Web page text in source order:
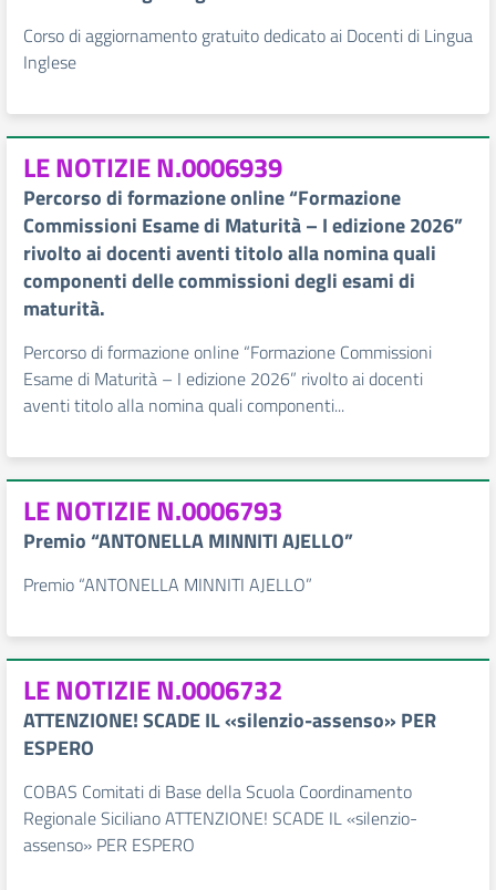
Corso di aggiornamento gratuito dedicato ai Docenti di Lingua
Inglese
LE NOTIZIE N.0006939
Percorso di formazione online “Formazione
Commissioni Esame di Maturità – I edizione 2026”
rivolto ai docenti aventi titolo alla nomina quali
componenti delle commissioni degli esami di
maturità.
Percorso di formazione online “Formazione Commissioni
Esame di Maturità – I edizione 2026” rivolto ai docenti
aventi titolo alla nomina quali componenti...
LE NOTIZIE N.0006793
Premio “ANTONELLA MINNITI AJELLO”
Premio “ANTONELLA MINNITI AJELLO”
LE NOTIZIE N.0006732
ATTENZIONE! SCADE IL «silenzio-assenso» PER
ESPERO
COBAS Comitati di Base della Scuola Coordinamento
Regionale Siciliano ATTENZIONE! SCADE IL «silenzio-
assenso» PER ESPERO